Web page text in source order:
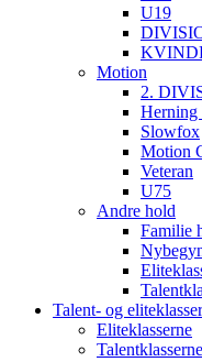
U19
Motion
2.
Herning
Slowfox
Motion
Veteran
U75
Andre hold
Familie
Talent- og eliteklasser
Eliteklasserne
Talentklasserne